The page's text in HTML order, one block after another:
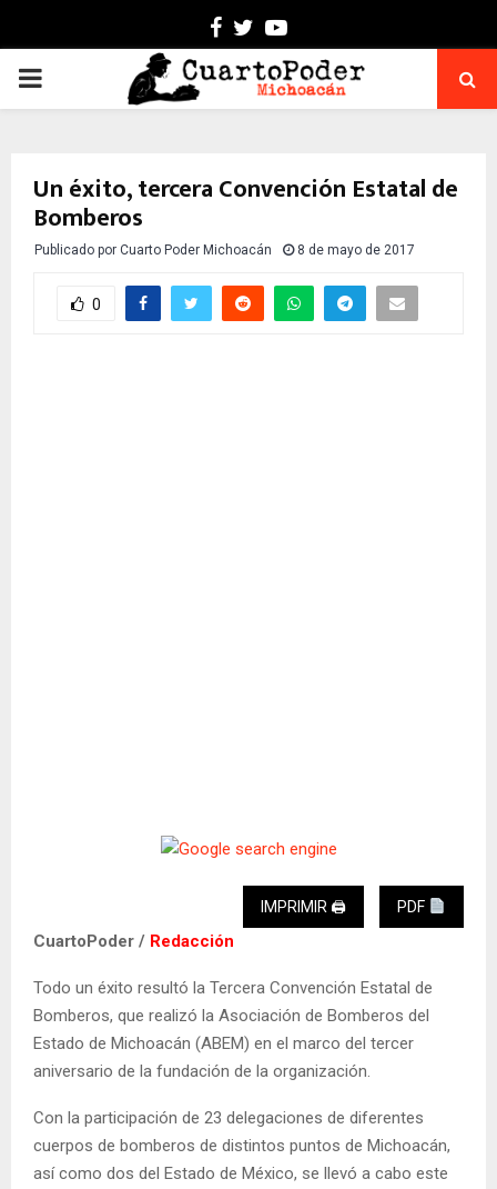
Facebook
TwitterYoutube
PRIMARY
Un éxito, tercera Convención Estatal de
Bomberos
Publicado por Cuarto Poder Michoacán 8 de mayo de 2017
0
IMPRIMIR 🖨 PDF
CuartoPoder / Redacción
Todo un éxito resultó la Tercera Convención Estatal de
Bomberos, que realizó la Asociación de Bomberos del
Estado de Michoacán (ABEM) en el marco del tercer
aniversario de la fundación de la organización.
Con la participación de 23 delegaciones de diferentes
cuerpos de bomberos de distintos puntos de Michoacán,
así como dos del Estado de México, se llevó a cabo este